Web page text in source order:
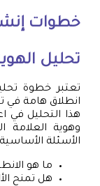
خطوات
تحليل
تعتبر خطوة
انطلاق هامة في
هذا التحليل في
وهوية
الأسئلة
ما هو
هل تمنح